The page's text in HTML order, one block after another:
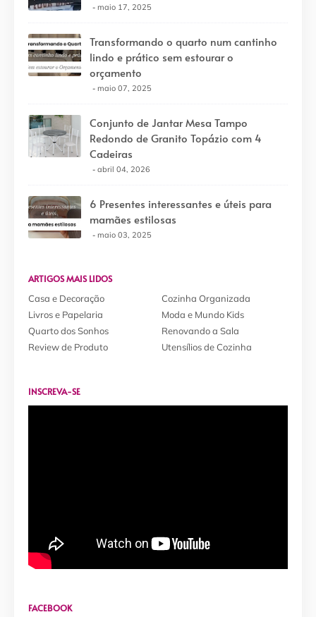
maio 17, 2025
Transformando o quarto num cantinho
lindo e prático sem estourar o
orçamento
maio 07, 2025
Conjunto de Jantar Mesa Tampo
Redondo de Granito Topázio com 4
Cadeiras
abril 04, 2026
6 Presentes interessantes e úteis para
mamães estilosas
maio 03, 2025
ARTIGOS MAIS LIDOS
Casa e Decoração
Cozinha Organizada
Livros e Papelaria
Moda e Mundo Kids
Quarto dos Sonhos
Renovando a Sala
Review de Produto
Utensílios de Cozinha
INSCREVA-SE
FACEBOOK